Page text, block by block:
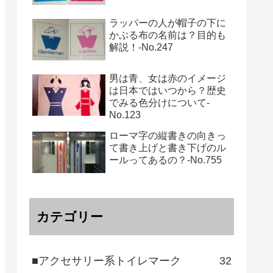
ラッパーの人が帽子の下に
かぶる布の名前は？目的も
解説！‐No.247
男は青、女は赤のイメージ
は日本ではいつから？歴史
でみる色分けについて-
No.123
ローマ字の縦書きの向きっ
て書き上げと書き下げのル
ールってあるの？‐No.755
カテゴリー
■アクセサリー系トイレマーク 32